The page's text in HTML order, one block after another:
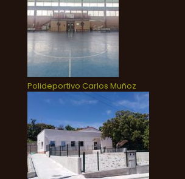
Polideportivo Carlos Muñoz